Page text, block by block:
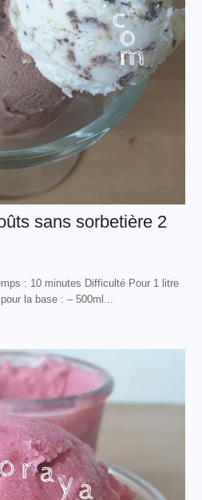
sans sorbetière 2
: 10 minutes Difficulté Pour 1 litre
la base : – 500ml...